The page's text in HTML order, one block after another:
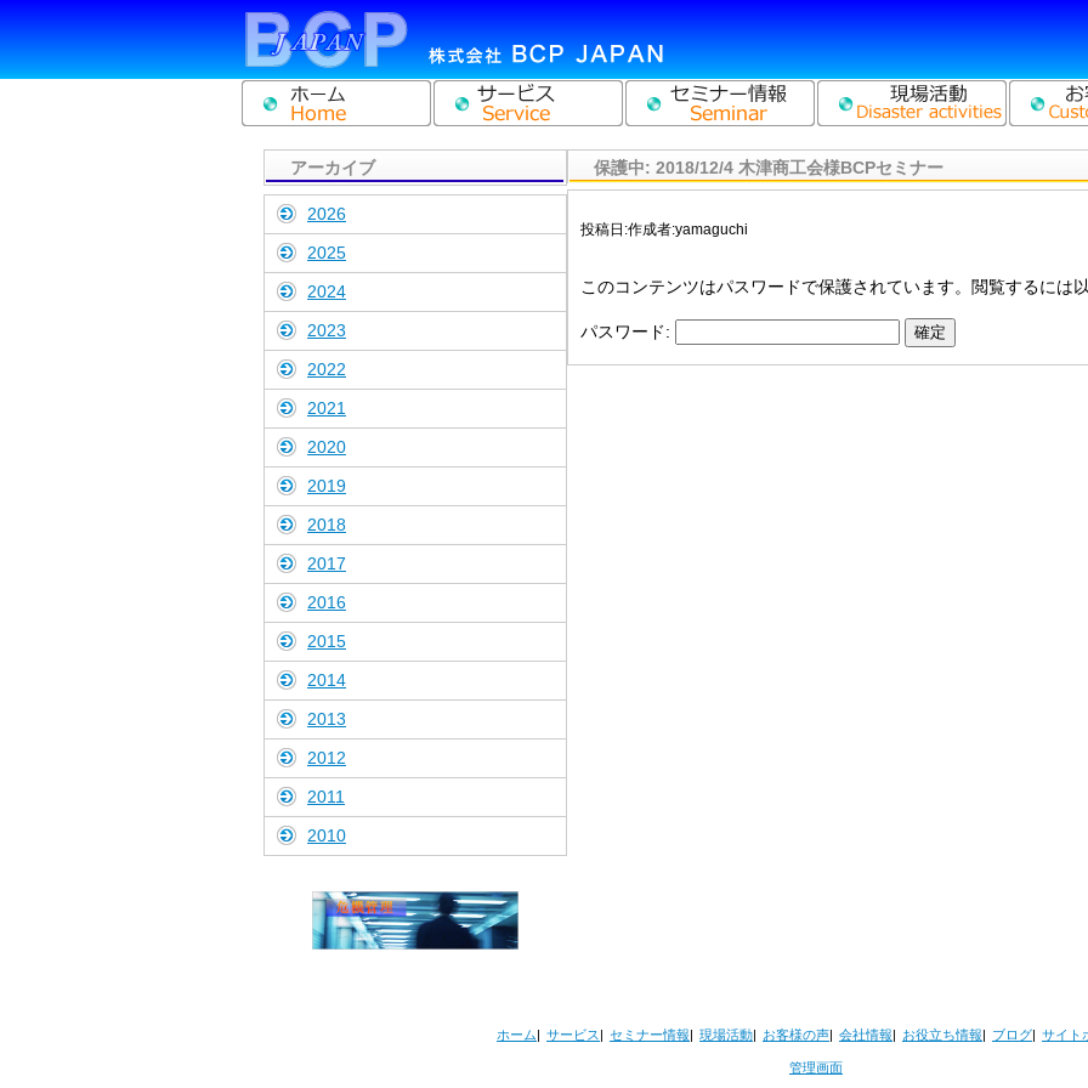
保護中: 2018/12/4 木津商工会様BCPセミナー
投稿日:作成者:yamaguchi
このコンテンツはパスワードで保護されています。閲覧するには
パスワード:
アーカイブ
2026
2025
2024
2023
2022
2021
2020
2019
2018
2017
2016
2015
2014
2013
2012
2011
2010
ホーム サービス セミナー情報 現場活動 お客様の声 会社情報 お役立ち情報 ブログ サイト
管理画面